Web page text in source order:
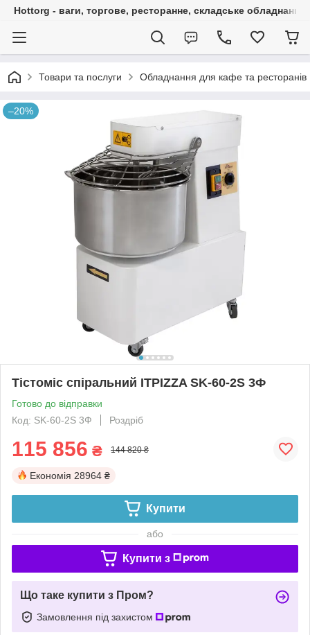
Hottorg - ваги, торгове, ресторанне, складське обладнання
Товари та послуги Обладнання для кафе та ресторанів
–20%
Тістоміс спіральний ITPIZZA SK-60-2S 3Ф
Готово до відправки
Код: SK-60-2S 3Ф
Роздріб
115 856 ₴ 144 820 ₴
Економія 28964 ₴
Купити
або
Купити з
Що таке купити з Пром?
Замовлення під захистом